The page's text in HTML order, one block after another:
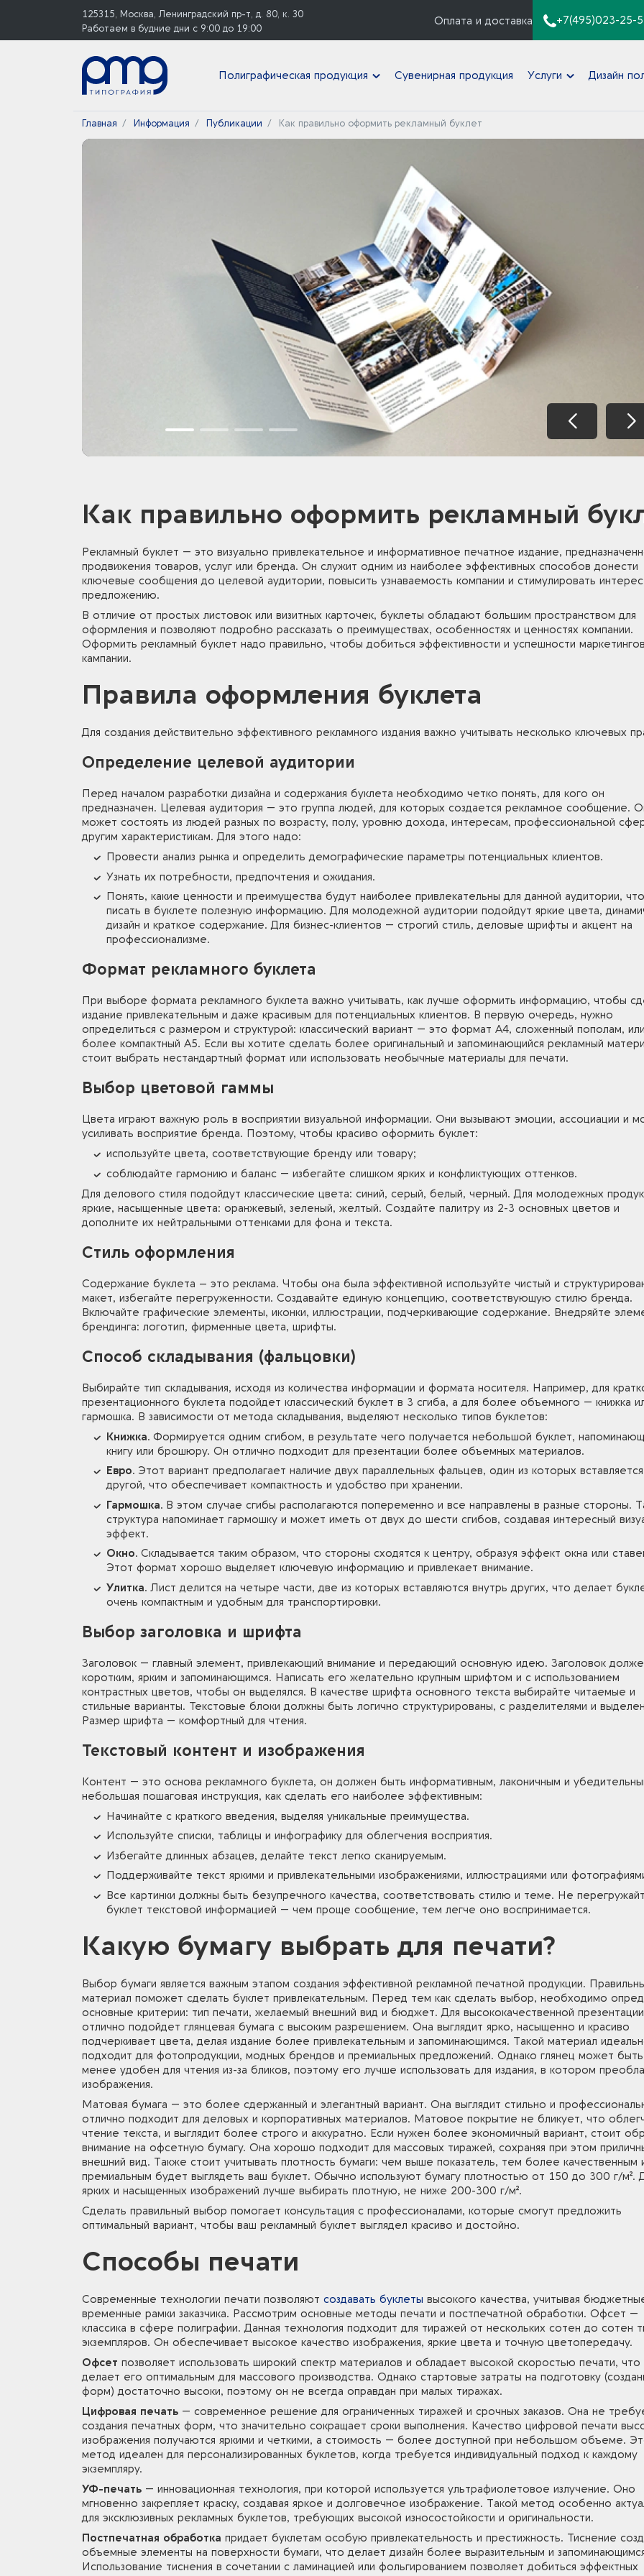
125315, Москва, Ленинградский пр-т, д. 80, к. 30
Работаем в будние дни с 9:00 до 19:00
Оплата и доставка +7(495)023-25-
Полиграфическая продукция Сувенирная продукция Услуги Дизайн
Главная Информация Публикации Как правильно оформить рекламный буклет
Как правильно оформить рекламный
Рекламный буклет — это визуально привлекательное и информативное печатное издание,
продвижения товаров, услуг или бренда. Он служит одним из наиболее эффективных способов донести
ключевые сообщения до целевой аудитории, повысить узнаваемость компании и стимулировать
предложению.
В отличие от простых листовок или визитных карточек, буклеты обладают большим пространством для
оформления и позволяют подробно рассказать о преимуществах, особенностях и ценностях компании.
Оформить рекламный буклет надо правильно, чтобы добиться эффективности и успешности
кампании.
Правила оформления буклета
Для создания действительно эффективного рекламного издания важно учитывать несколько ключевых
Определение целевой аудитории
Перед началом разработки дизайна и содержания буклета необходимо четко понять, для кого он
предназначен. Целевая аудитория — это группа людей, для которых создается рекламное сообщение.
может состоять из людей разных по возрасту, полу, уровню дохода, интересам, профессиональной
другим характеристикам. Для этого надо:
Провести анализ рынка и определить демографические параметры потенциальных клиентов.
Узнать их потребности, предпочтения и ожидания.
Понять, какие ценности и преимущества будут наиболее привлекательны для данной аудитории,
писать в буклете полезную информацию. Для молодежной аудитории подойдут яркие цвета,
дизайн и краткое содержание. Для бизнес-клиентов — строгий стиль, деловые шрифты и акцент на
профессионализме.
Формат рекламного буклета
При выборе формата рекламного буклета важно учитывать, как лучше оформить информацию, чтобы
издание привлекательным и даже красивым для потенциальных клиентов. В первую очередь, нужно
определиться с размером и структурой: классический вариант — это формат А4, сложенный пополам, или
более компактный А5. Если вы хотите сделать более оригинальный и запоминающийся рекламный
стоит выбрать нестандартный формат или использовать необычные материалы для печати.
Выбор цветовой гаммы
Цвета играют важную роль в восприятии визуальной информации. Они вызывают эмоции, ассоциации и
усиливать восприятие бренда. Поэтому, чтобы красиво оформить буклет:
используйте цвета, соответствующие бренду или товару;
соблюдайте гармонию и баланс — избегайте слишком ярких и конфликтующих оттенков.
Для делового стиля подойдут классические цвета: синий, серый, белый, черный. Для молодежных
яркие, насыщенные цвета: оранжевый, зеленый, желтый. Создайте палитру из 2-3 основных цветов и
дополните их нейтральными оттенками для фона и текста.
Стиль оформления
Содержание буклета – это реклама. Чтобы она была эффективной используйте чистый и
макет, избегайте перегруженности. Создавайте единую концепцию, соответствующую стилю бренда.
Включайте графические элементы, иконки, иллюстрации, подчеркивающие содержание. Внедряйте
брендинга: логотип, фирменные цвета, шрифты.
Способ складывания (фальцовки)
Выбирайте тип складывания, исходя из количества информации и формата носителя. Например, для
презентационного буклета подойдет классический буклет в 3 сгиба, а для более объемного — книжка
гармошка. В зависимости от метода складывания, выделяют несколько типов буклетов:
Книжка. Формируется одним сгибом, в результате чего получается небольшой буклет,
книгу или брошюру. Он отлично подходит для презентации более объемных материалов.
Евро. Этот вариант предполагает наличие двух параллельных фальцев, один из которых
другой, что обеспечивает компактность и удобство при хранении.
Гармошка. В этом случае сгибы располагаются попеременно и все направлены в разные стороны.
структура напоминает гармошку и может иметь от двух до шести сгибов, создавая интересный
эффект.
Окно. Складывается таким образом, что стороны сходятся к центру, образуя эффект окна или
Этот формат хорошо выделяет ключевую информацию и привлекает внимание.
Улитка. Лист делится на четыре части, две из которых вставляются внутрь других, что делает
очень компактным и удобным для транспортировки.
Выбор заголовка и шрифта
Заголовок — главный элемент, привлекающий внимание и передающий основную идею. Заголовок
коротким, ярким и запоминающимся. Написать его желательно крупным шрифтом и с использованием
контрастных цветов, чтобы он выделялся. В качестве шрифта основного текста выбирайте читаемые и
стильные варианты. Текстовые блоки должны быть логично структурированы, с разделителями и
Размер шрифта — комфортный для чтения.
Текстовый контент и изображения
Контент — это основа рекламного буклета, он должен быть информативным, лаконичным и
небольшая пошаговая инструкция, как сделать его наиболее эффективным:
Начинайте с краткого введения, выделяя уникальные преимущества.
Используйте списки, таблицы и инфографику для облегчения восприятия.
Избегайте длинных абзацев, делайте текст легко сканируемым.
Поддерживайте текст яркими и привлекательными изображениями, иллюстрациями или
Все картинки должны быть безупречного качества, соответствовать стилю и теме. Не
буклет текстовой информацией — чем проще сообщение, тем легче оно воспринимается.
Какую бумагу выбрать для печати?
Выбор бумаги является важным этапом создания эффективной рекламной печатной продукции.
материал поможет сделать буклет привлекательным. Перед тем как сделать выбор, необходимо
основные критерии: тип печати, желаемый внешний вид и бюджет. Для высококачественной презентации
отлично подойдет глянцевая бумага с высоким разрешением. Она выглядит ярко, насыщенно и красиво
подчеркивает цвета, делая издание более привлекательным и запоминающимся. Такой материал
подходит для фотопродукции, модных брендов и премиальных предложений. Однако глянец может быть
менее удобен для чтения из-за бликов, поэтому его лучше использовать для издания, в котором
изображения.
Матовая бумага — это более сдержанный и элегантный вариант. Она выглядит стильно и
отлично подходит для деловых и корпоративных материалов. Матовое покрытие не бликует, что
чтение текста, и выглядит более строго и аккуратно. Если нужен более экономичный вариант, стоит
внимание на офсетную бумагу. Она хорошо подходит для массовых тиражей, сохраняя при этом
внешний вид. Также стоит учитывать плотность бумаги: чем выше показатель, тем более качественным
премиальным будет выглядеть ваш буклет. Обычно используют бумагу плотностью от 150 до 300 г/м².
ярких и насыщенных изображений лучше выбирать плотную, не ниже 200-300 г/м².
Сделать правильный выбор помогает консультация с профессионалами, которые смогут предложить
оптимальный вариант, чтобы ваш рекламный буклет выглядел красиво и достойно.
Способы печати
Современные технологии печати позволяют создавать буклеты высокого качества, учитывая
временные рамки заказчика. Рассмотрим основные методы печати и постпечатной обработки. Офсет —
классика в сфере полиграфии. Данная технология подходит для тиражей от нескольких сотен до сотен
экземпляров. Он обеспечивает высокое качество изображения, яркие цвета и точную цветопередачу.
Офсет позволяет использовать широкий спектр материалов и обладает высокой скоростью печати, что
делает его оптимальным для массового производства. Однако стартовые затраты на подготовку
форм) достаточно высоки, поэтому он не всегда оправдан при малых тиражах.
Цифровая печать — современное решение для ограниченных тиражей и срочных заказов. Она не
создания печатных форм, что значительно сокращает сроки выполнения. Качество цифровой печати
изображения получаются яркими и четкими, а стоимость — более доступной при небольшом объеме.
метод идеален для персонализированных буклетов, когда требуется индивидуальный подход к каждому
экземпляру.
УФ-печать — инновационная технология, при которой используется ультрафиолетовое излучение. Оно
мгновенно закрепляет краску, создавая яркое и долговечное изображение. Такой метод особенно
для эксклюзивных рекламных буклетов, требующих высокой износостойкости и оригинальности.
Постпечатная обработка придает буклетам особую привлекательность и престижность. Тиснение
объемные элементы на поверхности бумаги, что делает дизайн более выразительным и
Использование тиснения в сочетании с ламинацией или фольгированием позволяет добиться эффектных